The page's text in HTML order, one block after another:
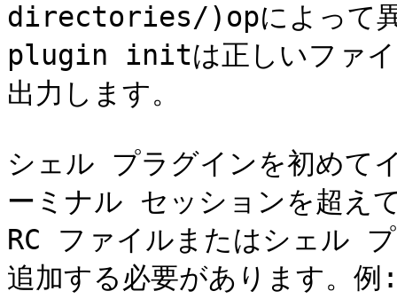
directories/)opによって異
plugin initは正しいファイ
出力します。
シェル プラグインを初めて
ーミナル セッションを超え
RC ファイルまたはシェル
追加する必要があります。例